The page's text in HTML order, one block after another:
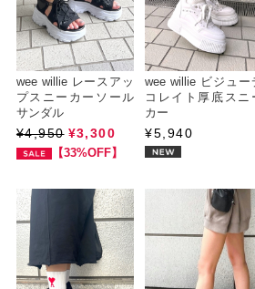
wee willie レースアッ
プスニーカーソール
サンダル
¥4,950 ¥3,300
【33%OFF】
wee willie ビジュー
コレイト厚底スニ
カー
¥5,940